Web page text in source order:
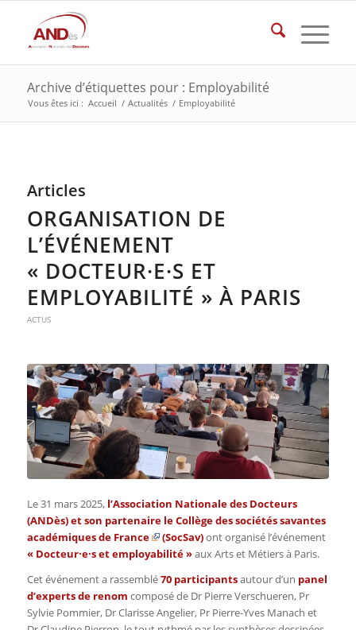
Archive d’étiquettes pour : Employabilité
Vous êtes ici : Accueil / Actualités / Employabilité
Articles
ORGANISATION DE
L’ÉVÉNEMENT
« DOCTEUR·E·S ET
EMPLOYABILITÉ » À PARIS
ACTUS
Le 31 mars 2025, l’Association Nationale des Docteurs
(ANDès) et son partenaire leCollège des sociétés savantes
académiques de France
(SocSav)ont organisé l’événement
« Docteur·e·s et employabilité »aux Arts et Métiers à Paris.
Cet événement a rassemblé70 participantsautour d’un panel
d’experts de renom composé de Dr Pierre Verschueren, Pr
Sylvie Pommier, Dr Clarisse Angelier, Pr Pierre-Yves Manach et